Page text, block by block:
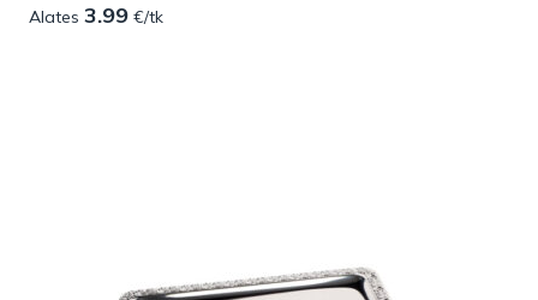
Alates 3.99 €/tk